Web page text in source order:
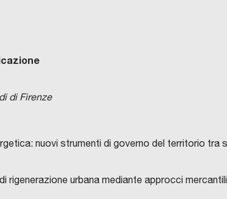
di Firenze
nuovi strumenti di governo del territorio tra
rigenerazione urbana mediante approcci